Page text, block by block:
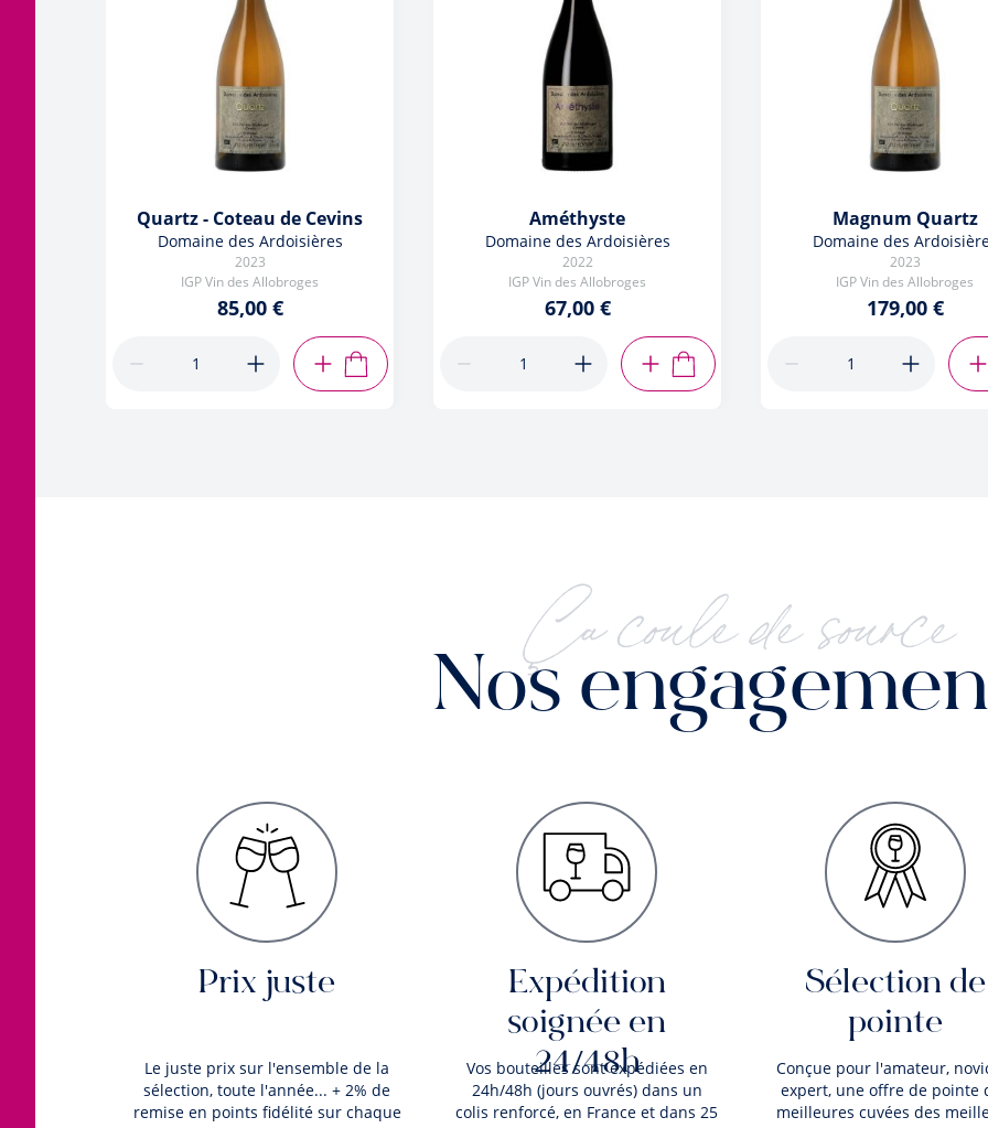
Quartz - Coteau de Cevins
Domaine des Ardoisières
2023
IGP Vin des Allobroges
85,00 €
AJOUTER AU PANIER
Améthyste
Domaine des Ardoisières
2022
IGP Vin des Allobroges
67,00 €
AJOUTER AU PANIER
Magnum Quartz
Domaine des
2023
IGP Vin des Allobroges
179,00 €
Ça coule de source
Nos
Prix juste
Le juste prix sur l'ensemble de la
sélection, toute l'année... + 2% de
remise en points fidélité sur chaque
Expédition
soignée en
24/48h
Vos bouteilles sont expédiées en
24h/48h (jours ouvrés) dans un
colis renforcé, en France et dans 25
Sélection de
pointe
Conçue pour l'amateur,
expert, une offre de pointe
meilleures cuvées des